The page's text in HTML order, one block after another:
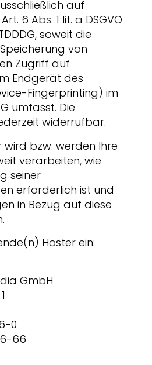
auf
6 Abs. 1 lit. a DSGVO
soweit die
von
Zugriff auf
Endgerät des
Fingerprinting) im
umfasst. Die
widerrufbar.
wird bzw. werden Ihre
verarbeiten, wie
seiner
erforderlich ist und
in Bezug auf diese
Hoster ein:
GmbH
0
66